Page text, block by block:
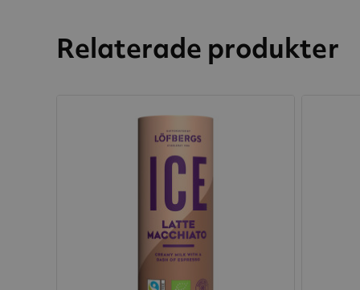
Relaterade produkter